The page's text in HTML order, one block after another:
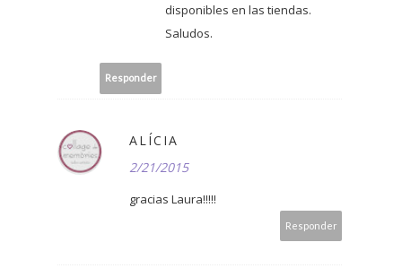
disponibles en las tiendas.
Saludos.
Responder
ALÍCIA
2/21/2015
gracias Laura!!!!!
Responder